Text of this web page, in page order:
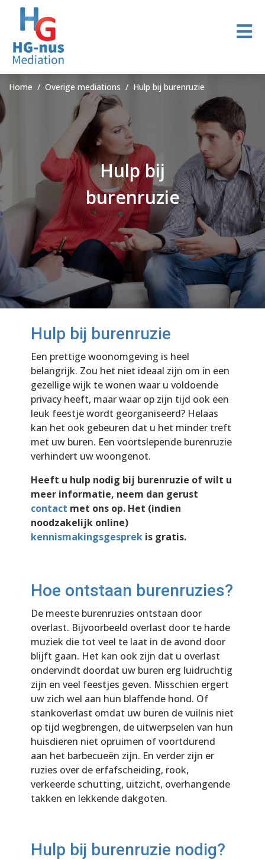
Home Overige mediations Hulp bij burenruzie
Hulp bij
burenruzie
Hulp bij burenruzie
Een prettige woonomgeving is heel
belangrijk. Zou het niet ideaal zijn om in een
gezellige wijk te wonen waar u voldoende
privacy heeft, maar waar op zijn tijd ook een
leuk feestje wordt georganiseerd? Helaas
kan het ook gebeuren dat u het minder treft
met uw buren. Een voortslepende burenruzie
verhindert uw woongenot.
Heeft u hulp nodig bij burenruzie of wilt u
meer informatie, neem dan gerust
contact met ons op. Het (indien
noodzakelijk online)
kennismakingsgesprek is gratis.
Hoe ontstaan burenruzies?
De meeste burenruzies ontstaan door
overlast. Bijvoorbeeld overlast door te harde
muziek die tot veel te laat in de avond door
blijft gaan. Het kan ook zijn dat u overlast
ondervindt doordat uw buren erg luidruchtig
zijn en veel feestjes geven. Misschien ergert
uw zich wel aan hun blaffende hond. Of
stankoverlast omdat uw buren de vuilnis niet
op tijd wegbrengen, de uitwerpselen van hun
huisdieren niet opruimen of voortdurend
aan het barbecueën zijn. En verder zijn er
ruzies over de erfafscheiding, rook,
verkeerde schutting, uitzicht, overhangende
takken en lekkende dakgoten.
Hulp bij burenruzie nodig?